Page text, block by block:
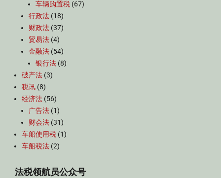
车辆购置税 (67)
行政法 (18)
财政法 (37)
贸易法 (4)
金融法 (54)
银行法 (8)
破产法 (3)
税讯 (8)
经济法 (56)
广告法 (1)
财会法 (31)
车船使用税 (1)
车船税法 (2)
法税领航员公众号